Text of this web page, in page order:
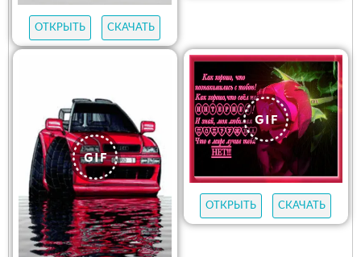
ОТКРЫТЬ СКАЧАТЬ
ОТКРЫТЬ СКАЧАТЬ